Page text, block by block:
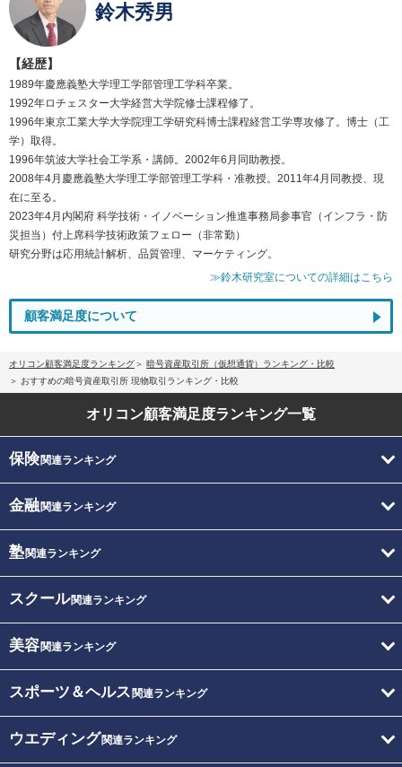
鈴木秀男
【経歴】
1989年慶應義塾大学理工学部管理工学科卒業。
1992年ロチェスター大学経営大学院修士課程修了。
1996年東京工業大学大学院理工学研究科博士課程経営工学専攻修了。博士（工
学）取得。
1996年筑波大学社会工学系・講師。2002年6月同助教授。
2008年4月慶應義塾大学理工学部管理工学科・准教授。2011年4月同教授、現
在に至る。
2023年4月内閣府 科学技術・イノベーション推進事務局参事官（インフラ・防
災担当）付上席科学技術政策フェロー（非常勤）
研究分野は応用統計解析、品質管理、マーケティング。
≫鈴木研究室についての詳細はこちら
顧客満足度について
オリコン顧客満足度ランキング
暗号資産取引所（仮想通貨）ランキング・比較
おすすめの暗号資産取引所 現物取引ランキング・比較
オリコン顧客満足度ランキング一覧
保険関連ランキング
金融関連ランキング
塾関連ランキング
スクール関連ランキング
美容関連ランキング
スポーツ＆ヘルス 関連ランキング
ウエディング関連ランキング